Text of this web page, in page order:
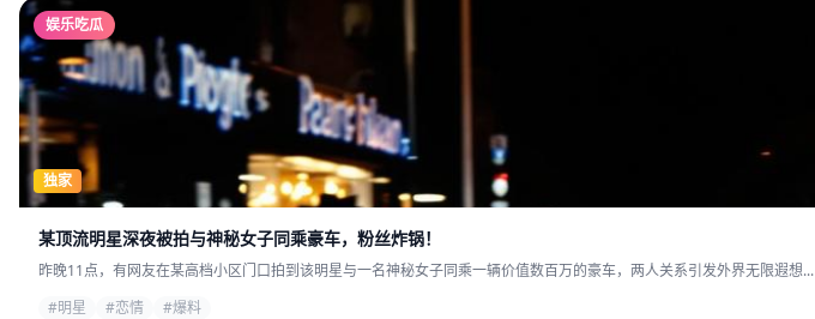
娱乐吃瓜
独家
某顶流明星深夜被拍与神秘女子同乘豪车，粉丝炸锅！
昨晚11点，有网友在某高档小区门口拍到该明星与一名神秘女子同乘一辆价值数百万的豪车，两人关系引发外界无限遐想...
#明星
#恋情
#爆料